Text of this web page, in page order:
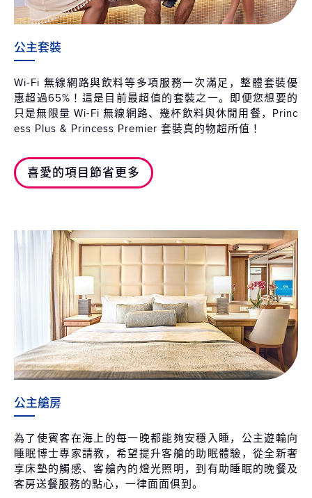
公主套裝
Wi-Fi 無線網路與飲料等多項服務一次滿足，整體套裝優
惠超過65%！這是目前最超值的套裝之一。即便您想要的
只是無限量 Wi-Fi 無線網路、幾杯飲料與休閒用餐，Princ
ess Plus & Princess Premier 套裝真的物超所值！
喜愛的項目節省更多
公主艙房
為了使賓客在海上的每一晚都能夠安穩入睡，公主遊輪向
睡眠博士專家請教，希望提升客艙的助眠體驗，從全新奢
享床墊的觸感、客艙內的燈光照明，到有助睡眠的晚餐及
客房送餐服務的點心，一律面面俱到。